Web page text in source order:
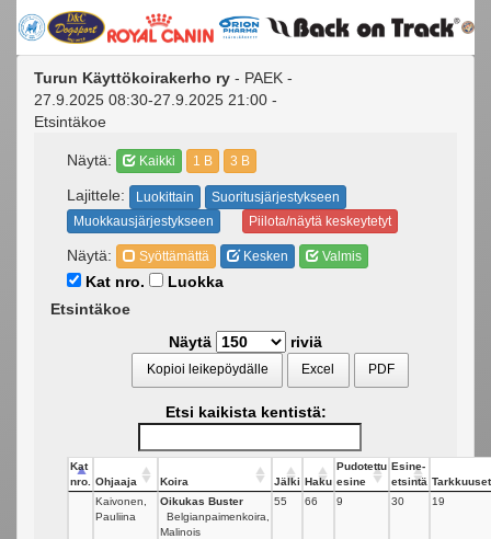
Turun Käyttökoirakerho ry - PAEK -
27.9.2025 08:30-27.9.2025 21:00 -
Etsintäkoe
Näytä: Kaikki 1 B 3 B
Lajittele: Luokittain
Suoritusjärjestykseen
Muokkausjärjestykseen
Piilota/näytä keskeytetyt
Näytä: Syöttämättä Kesken Valmis
Kat nro.
Luokka
Etsintäkoe
Näytä
riviä
Kopioi leikepöydälle Excel PDF
Etsi kaikista kentistä:
Kat
nro.
Ohjaaja Koira Jälki Haku
Pudotettu
esine
Esine-
etsintä
Kaivonen,
Pauliina
Oikukas Buster
Belgianpaimenkoira,
Malinois
55 66 9 30 19